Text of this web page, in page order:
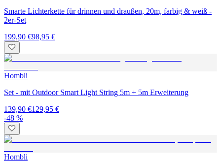
Smarte Lichterkette für drinnen und draußen, 20m, farbig & weiß -
2er-Set
199,90 €98,95 €
Hombli
Set - mit Outdoor Smart Light String 5m + 5m Erweiterung
139,90 €129,95 €
-48 %
Hombli